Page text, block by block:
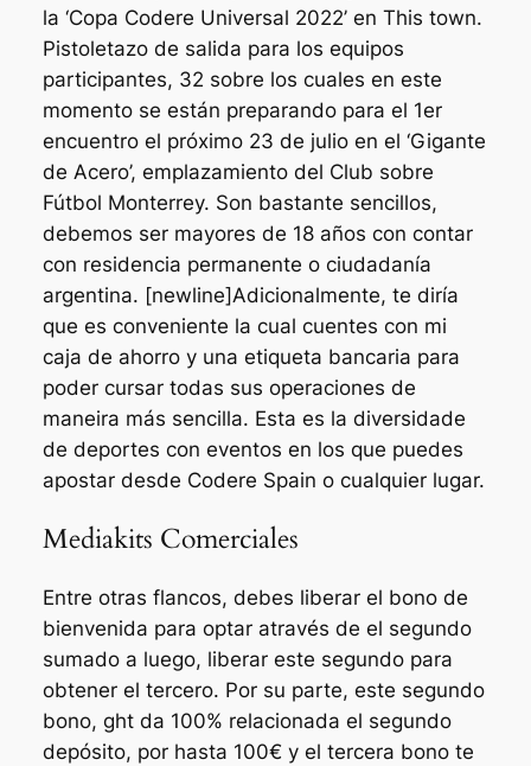
la ‘Copa Codere Universal 2022’ en This town.
Pistoletazo de salida para los equipos
participantes, 32 sobre los cuales en este
momento se están preparando para el 1er
encuentro el próximo 23 de julio en el ‘Gigante
de Acero’, emplazamiento del Club sobre
Fútbol Monterrey. Son bastante sencillos,
debemos ser mayores de 18 años con contar
con residencia permanente o ciudadanía
argentina. [newline]Adicionalmente, te diría
que es conveniente la cual cuentes con mi
caja de ahorro y una etiqueta bancaria para
poder cursar todas sus operaciones de
maneira más sencilla. Esta es la diversidade
de deportes con eventos en los que puedes
apostar desde Codere Spain o cualquier lugar.
Mediakits Comerciales
Entre otras flancos, debes liberar el bono de
bienvenida para optar através de el segundo
sumado a luego, liberar este segundo para
obtener el tercero. Por su parte, este segundo
bono, ght da 100% relacionada el segundo
depósito, por hasta 100€ y el tercera bono te